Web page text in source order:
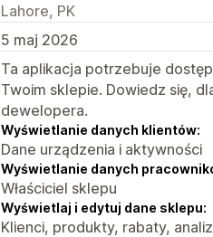
Lahore, PK
5 maj 2026
Ta aplikacja potrzebuje
Twoim sklepie. Dowiedz się,
dewelopera.
Wyświetlanie danych klientów:
Dane urządzenia i aktywności
Wyświetlanie danych
Właściciel sklepu
Wyświetlaj i edytuj dane sklepu:
Klienci, produkty, rabaty,